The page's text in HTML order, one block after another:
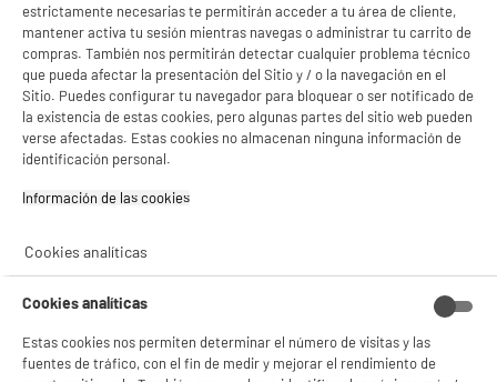
compare_product
PRECIO IMBATIBLE
★★★★★
★★★★★
4.7/5(76)
compare_product
Batidora de vaso NUTRIBULLET 200W 0.5L
Compacta Smoothie Maker Magic Bullet Color
Negro MBR04B
Tipo : Blender Go to sport / batido
Rechazar todas
BIENVENIDO a ELECTRO
Con el fin de mejorar tu experiencia, y tras tu consentimiento, ELECTRO DEPOT
y sus socios utilizan cookies que procesan tus datos personales para:
- compartir contenido adaptado a tus preferencias
- ofrecer publicidad y comunicaciones personalizadas
- facilitar el intercambio de contenido en las redes sociales
- analizar el tráfico en nuestro sitio web Consulta la política de cookies.
Consulta la política de cookies.
estadísticas anónimas basadas en tu navegación. Puedes oponerte a su uso
Gestionar cookies
estrictamente necesarias te permitirán acceder a tu área de cliente,
mantener activa tu sesión mientras navegas o administrar tu carrito de
compras. También nos permitirán detectar cualquier problema técnico
que pueda afectar la presentación del Sitio y / o la navegación en el
Sitio. Puedes configurar tu navegador para bloquear o ser notificado de
la existencia de estas cookies, pero algunas partes del sitio web pueden
verse afectadas. Estas cookies no almacenan ninguna información de
identificación personal.
Información de las cookies‎
Cookies analíticas
Cookies analíticas
Estas cookies nos permiten determinar el número de visitas y las
fuentes de tráfico, con el fin de medir y mejorar el rendimiento de